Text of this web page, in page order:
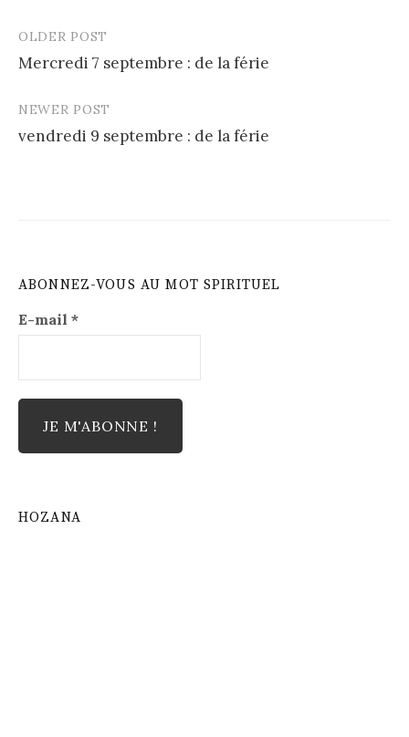
Post
navigation
OLDER POST
Mercredi 7 septembre : de la férie
NEWER POST
vendredi 9 septembre : de la férie
ABONNEZ-VOUS AU MOT SPIRITUEL
E-mail *
HOZANA